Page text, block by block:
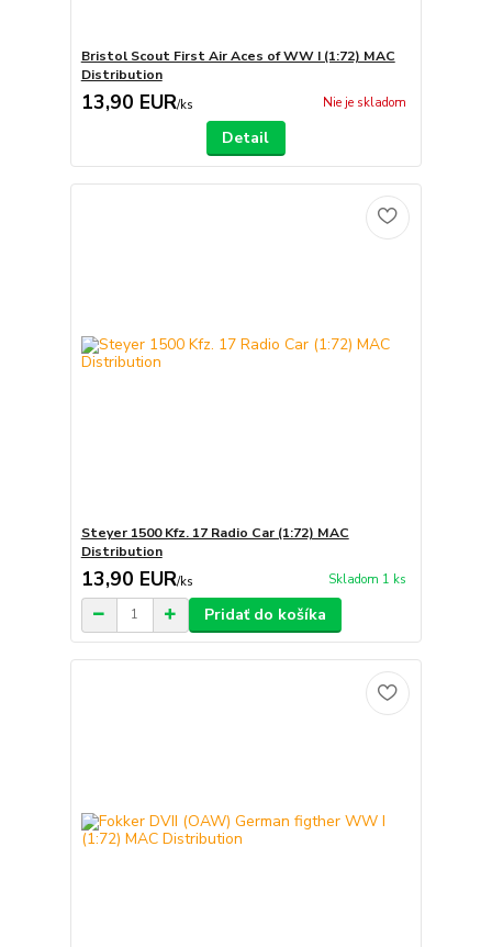
Bristol Scout First Air Aces of WW I (1:72) MAC
Distribution
13,90 EUR/ks Nie je skladom
Detail
Steyer 1500 Kfz. 17 Radio Car (1:72) MAC
Distribution
13,90 EUR/ks Skladom 1 ks
Pridať do košíka